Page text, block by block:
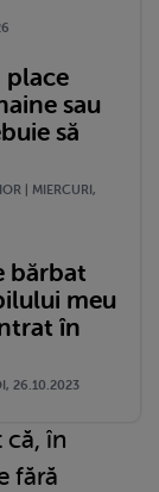
place
sau
să
| MIERCURI,
bărbat
meu
în
26.10.2023
că, în
fără